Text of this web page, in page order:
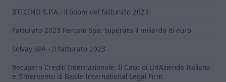
BTICINO S.P.A.: il boom del fatturato 2023
Fatturato 2023 Fercam Spa: superato il miliardo di euro
Solvay SPA - Il fatturato 2023
Recupero Crediti Internazionale: Il Caso di Un’Azienda Italiana
e l’Intervento di Basile International Legal Firm